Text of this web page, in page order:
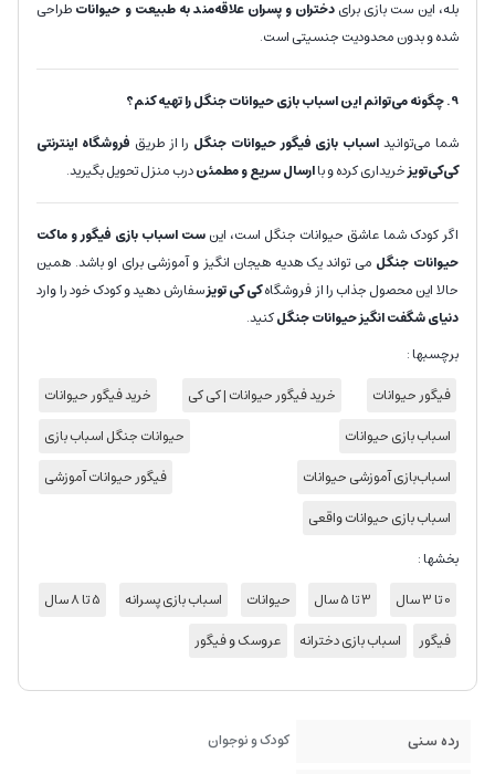
بله، این ست بازی برایدختران و پسران علاقه‌مند به طبیعت و حیواناتطراحی
شده و بدون محدودیت جنسیتی است.
9. چگونه می‌توانم این اسباب بازی حیوانات جنگل را تهیه کنم؟
شما می‌توانیداسباب بازی فیگور حیوانات جنگل را از طریق فروشگاه اینترنتی
کی‌کی‌تویزخریداری کرده و باارسال سریع و مطمئندرب منزل تحویل بگیرید.
اگر کودک شما عاشق حیوانات جنگل است، اینست اسباب بازی فیگور و ماکت
حیوانات جنگل می تواند یک هدیه هیجان انگیز و آموزشی برای او باشد. همین
حالا این محصول جذاب را از فروشگاهکی کی تویزسفارش دهید و کودک خود را وارد
دنیای شگفت انگیز حیوانات جنگلکنید.
برچسبها :
فیگور حیوانات
خرید فیگور حیوانات | کی کی
خرید فیگور حیوانات
اسباب بازی حیوانات
حیوانات جنگل اسباب بازی
اسباب‌بازی آموزشی حیوانات
فیگور حیوانات آموزشی
اسباب بازی حیوانات واقعی
بخشها :
0 تا 3 سال
3 تا 5 سال حیوانات اسباب بازی پسرانه
5 تا 8 سال
فیگور
اسباب بازی دخترانه عروسک و فیگور
رده سنی کودک و نوجوان